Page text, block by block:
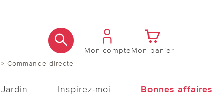
> Commande directe
Mon compteMon panier
Jardin Inspirez-moi Bonnes affaires